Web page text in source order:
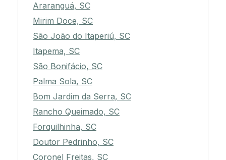
Araranguá, SC
Mirim Doce, SC
São João do Itaperiú, SC
Itapema, SC
São Bonifácio, SC
Palma Sola, SC
Bom Jardim da Serra, SC
Rancho Queimado, SC
Forquilhinha, SC
Doutor Pedrinho, SC
Coronel Freitas, SC